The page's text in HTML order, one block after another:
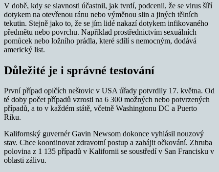
V době, kdy se slavnosti účastnil, jak tvrdí, podcenil, že se virus šíří
dotykem na otevřenou ránu nebo výměnou slin a jiných tělních
tekutin. Stejně jako to, že se jím lidé nakazí dotykem infikovaného
předmětu nebo povrchu. Například prostřednictvím sexuálních
pomůcek nebo ložního prádla, které sdílí s nemocným, dodává
americký list.
Důležité je i správné testování
První případ opičích neštovic v USA úřady potvrdily 17. května. Od
té doby počet případů vzrostl na 6 300 možných nebo potvrzených
případů, a to v každém státě, včetně Washingtonu DC a Puerto
Riku.
Kalifornský guvernér Gavin Newsom dokonce vyhlásil nouzový
stav. Chce koordinovat zdravotní postup a zahájit očkování. Zhruba
polovina z 1 135 případů v Kalifornii se soustředí v San Francisku v
oblasti zálivu.